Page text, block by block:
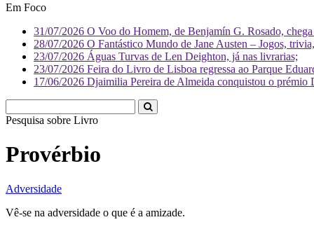
Em Foco
31/07/2026 O Voo do Homem, de Benjamín G. Rosado,
28/07/2026 O Fantástico Mundo de Jane Austen – Jogos,
23/07/2026 Águas Turvas de Len Deighton, já nas livrarias;
23/07/2026 Feira do Livro de Lisboa regressa ao Parque
17/06/2026 Djaimilia Pereira de Almeida conquistou o
Pesquisa sobre Liv
Provérbio
Adversidade
Vê-se na adversidade o que é a amizade.